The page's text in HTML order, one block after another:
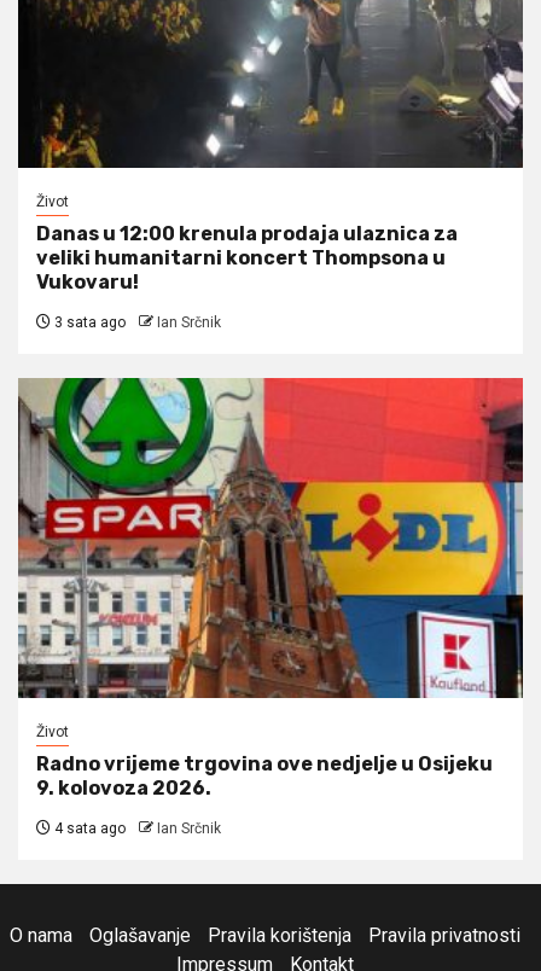
Život
Danas u 12:00 krenula prodaja ulaznica za
veliki humanitarni koncert Thompsona u
Vukovaru!
3 sata ago Ian Srčnik
Život
Radno vrijeme trgovina ove nedjelje u Osijeku
9. kolovoza 2026.
4 sata ago Ian Srčnik
O nama Oglašavanje Pravila korištenja
Pravila privatnosti
Impressum
Kontakt